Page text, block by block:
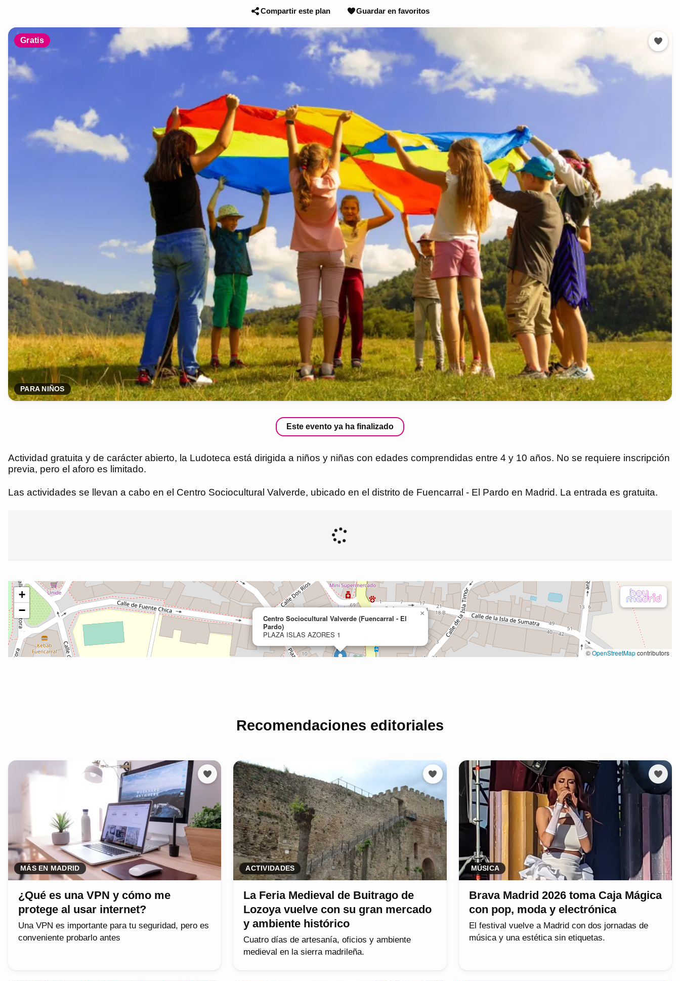
Compartir este plan Guardar en favoritos
Gratis
PARA NIÑOS
Este evento ya ha finalizado
Actividad gratuita y de carácter abierto, la Ludoteca está dirigida a niños y niñas con edades comprendidas entre 4 y 10 años. No se requiere inscripción
previa, pero el aforo es limitado.
Las actividades se llevan a cabo en el Centro Sociocultural Valverde, ubicado en el distrito de Fuencarral - El Pardo en Madrid. La entrada es gratuita.
Recomendaciones editoriales
MÁS EN MADRID
¿Qué es una VPN y cómo me
protege al usar internet?
Una VPN es importante para tu seguridad, pero es
conveniente probarlo antes
ACTIVIDADES
La Feria Medieval de Buitrago de
Lozoya vuelve con su gran mercado
y ambiente histórico
Cuatro días de artesanía, oficios y ambiente
medieval en la sierra madrileña.
MÚSICA
Brava Madrid 2026 toma Caja Mágica
con pop, moda y electrónica
El festival vuelve a Madrid con dos jornadas de
música y una estética sin etiquetas.